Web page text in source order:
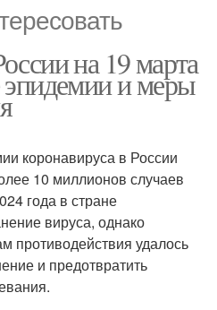
на 19 марта
эпидемии и меры
коронавируса в России
10 миллионов случаев
года в стране
вируса, однако
противодействия удалось
и предотвратить